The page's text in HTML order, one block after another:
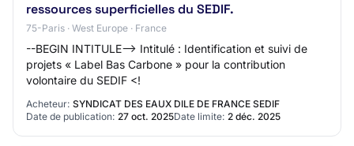
ressources superficielles du SEDIF.
75-Paris · West Europe · France
--BEGIN INTITULE--> Intitulé : Identification et suivi de
projets « Label Bas Carbone » pour la contribution
volontaire du SEDIF <!
Acheteur: SYNDICAT DES EAUX DILE DE FRANCE SEDIF
Date de publication: 27 oct. 2025Date limite: 2 déc. 2025